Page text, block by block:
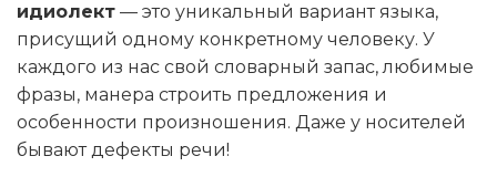
идиолект — это уникальный вариант языка,
присущий одному конкретному человеку. У
каждого из нас свой словарный запас, любимые
фразы, манера строить предложения и
особенности произношения. Даже у носителей
бывают дефекты речи!